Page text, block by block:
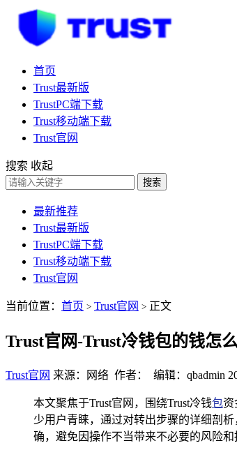
首页
Trust最新版
TrustPC端下载
Trust移动端下载
Trust官网
搜索 收起
搜索
最新推荐
Trust最新版
TrustPC端下载
Trust移动端下载
Trust官网
当前位置： 首页 > Trust官网 > 正文
Trust官网-Trust冷钱包的钱怎
Trust官网 来源：网络 作者： 编辑：qbadmin
本文聚焦于Trust官网，围绕Trust冷钱包资
少用户青睐，通过对转出步骤的详细剖
确，避免因操作不当带来不必要的风险和